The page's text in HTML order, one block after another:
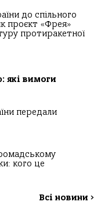
до спільного
проєкт «Фрея»
протиракетної
які вимоги
передали
кого це
Всі новини >